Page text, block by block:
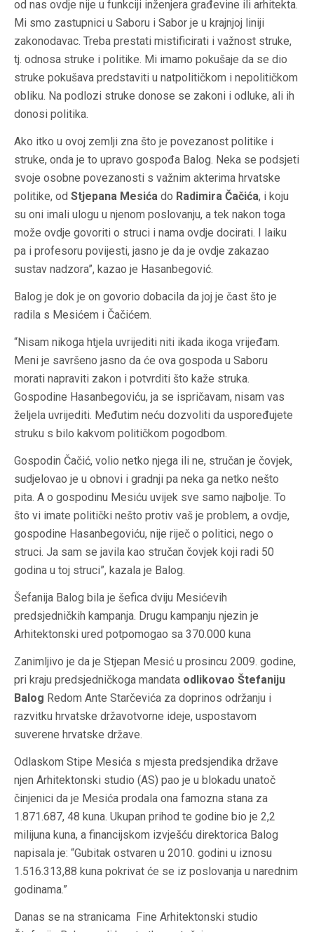
od nas ovdje nije u funkciji inženjera građevine ili arhitekta.
Mi smo zastupnici u Saboru i Sabor je u krajnjoj liniji
zakonodavac. Treba prestati mistificirati i važnost struke,
tj. odnosa struke i politike. Mi imamo pokušaje da se dio
struke pokušava predstaviti u natpolitičkom i nepolitičkom
obliku. Na podlozi struke donose se zakoni i odluke, ali ih
donosi politika.
Ako itko u ovoj zemlji zna što je povezanost politike i
struke, onda je to upravo gospođa Balog. Neka se podsjeti
svoje osobne povezanosti s važnim akterima hrvatske
politike, od Stjepana Mesića do Radimira Čačića, i koju
su oni imali ulogu u njenom poslovanju, a tek nakon toga
može ovdje govoriti o struci i nama ovdje docirati. I laiku
pa i profesoru povijesti, jasno je da je ovdje zakazao
sustav nadzora”, kazao je Hasanbegović.
Balog je dok je on govorio dobacila da joj je čast što je
radila s Mesićem i Čačićem.
“Nisam nikoga htjela uvrijediti niti ikada ikoga vrijeđam.
Meni je savršeno jasno da će ova gospoda u Saboru
morati napraviti zakon i potvrditi što kaže struka.
Gospodine Hasanbegoviću, ja se ispričavam, nisam vas
željela uvrijediti. Međutim neću dozvoliti da uspoređujete
struku s bilo kakvom političkom pogodbom.
Gospodin Čačić, volio netko njega ili ne, stručan je čovjek,
sudjelovao je u obnovi i gradnji pa neka ga netko nešto
pita. A o gospodinu Mesiću uvijek sve samo najbolje. To
što vi imate politički nešto protiv vaš je problem, a ovdje,
gospodine Hasanbegoviću, nije riječ o politici, nego o
struci. Ja sam se javila kao stručan čovjek koji radi 50
godina u toj struci”, kazala je Balog.
Šefanija Balog bila je šefica dviju Mesićevih
predsjedničkih kampanja. Drugu kampanju njezin je
Arhitektonski ured potpomogao sa 370.000 kuna
Zanimljivo je da je Stjepan Mesić u prosincu 2009. godine,
pri kraju predsjedničkoga mandata odlikovao Štefaniju
Balog Redom Ante Starčevića za doprinos održanju i
razvitku hrvatske državotvorne ideje, uspostavom
suverene hrvatske države.
Odlaskom Stipe Mesića s mjesta predsjendika države
njen Arhitektonski studio (AS) pao je u blokadu unatoč
činjenici da je Mesića prodala ona famozna stana za
1.871.687, 48 kuna. Ukupan prihod te godine bio je 2,2
milijuna kuna, a financijskom izvješću direktorica Balog
napisala je: “Gubitak ostvaren u 2010. godini u iznosu
1.516.313,88 kuna pokrivat će se iz poslovanja u narednim
godinama.”
Danas se na stranicama Fine Arhitektonski studio